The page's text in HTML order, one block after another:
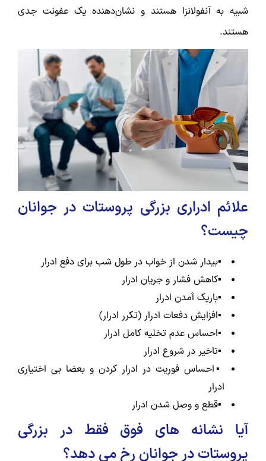
شبیه به آنفولانزا هستند و نشان‌دهنده یک عفونت جدی
هستند.
علائم ادراری بزرگی پروستات در جوانان
چیست؟
▪️بیدار شدن از خواب در طول شب برای دفع ادرار
▪️کاهش فشار و جریان ادرار
▪️باریک آمدن ادرار
▪️افزایش دفعات ادرار (تکرر ادرار)
▪️احساس عدم تخلیه کامل ادرار
▪️تاخیر در شروع ادرار
▪️احساس فوریت در ادرار کردن و بعضا بی اختیاری
ادرار
▪️قطع و وصل شدن ادرار
آیا نشانه های فوق فقط در بزرگی
پروستات در جوانان رخ می دهد؟